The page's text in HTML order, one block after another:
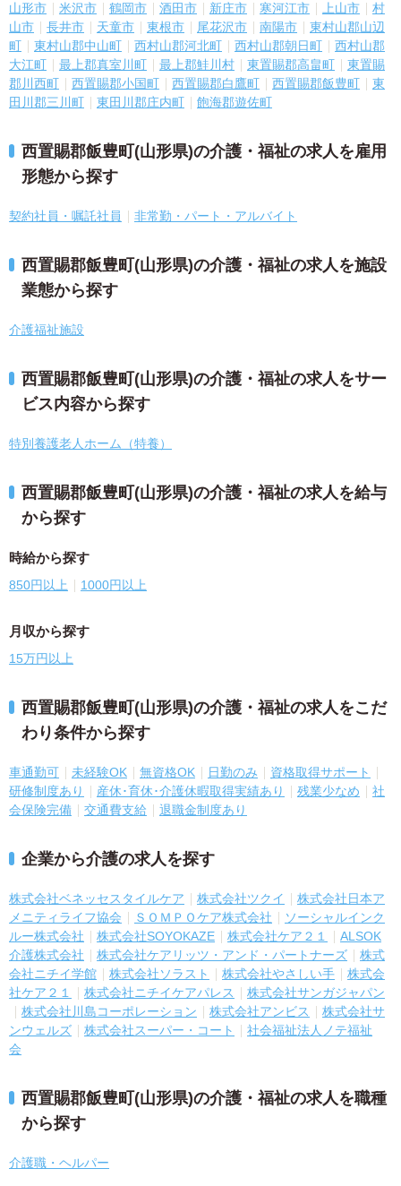
山形市 米沢市 鶴岡市 酒田市 新庄市 寒河江市 上山市
村
山市
長井市 天童市 東根市 尾花沢市 南陽市
東村山郡山辺
町
東村山郡中山町 西村山郡河北町 西村山郡朝日町
西村山郡
大江町
最上郡真室川町 最上郡鮭川村 東置賜郡高畠町
東置賜
郡川西町
西置賜郡小国町 西置賜郡白鷹町 西置賜郡飯豊町
東
田川郡三川町
東田川郡庄内町 飽海郡遊佐町
西置賜郡飯豊町(山形県)の介護・福祉の求人を雇用
形態から探す
契約社員・嘱託社員 非常勤・パート・アルバイト
西置賜郡飯豊町(山形県)の介護・福祉の求人を施設
業態から探す
介護福祉施設
西置賜郡飯豊町(山形県)の介護・福祉の求人をサー
ビス内容から探す
特別養護老人ホーム（特養）
西置賜郡飯豊町(山形県)の介護・福祉の求人を給与
から探す
時給から探す
850円以上 1000円以上
月収から探す
15万円以上
西置賜郡飯豊町(山形県)の介護・福祉の求人をこだ
わり条件から探す
車通勤可 未経験OK 無資格OK 日勤のみ
資格取得サポート
研修制度あり
産休･育休･介護休暇取得実績あり 残業少なめ
社
会保険完備
交通費支給 退職金制度あり
企業から介護の求人を探す
株式会社ベネッセスタイルケア 株式会社ツクイ
株式会社日本ア
メニティライフ協会
ＳＯＭＰＯケア株式会社
ソーシャルインク
ルー株式会社
株式会社SOYOKAZE 株式会社ケア２１
ALSOK
介護株式会社
株式会社ケアリッツ・アンド・パートナーズ
株式
会社ニチイ学館
株式会社ソラスト 株式会社やさしい手
株式会
社ケア２１
株式会社ニチイケアパレス
株式会社サンガジャパン
株式会社川島コーポレーション
株式会社アンビス
株式会社サ
ンウェルズ
株式会社スーパー・コート
社会福祉法人ノテ福祉
会
西置賜郡飯豊町(山形県)の介護・福祉の求人を職種
から探す
介護職・ヘルパー